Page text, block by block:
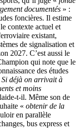
documentés » :
foncières. Il estime
contexte actuel et
existant,
de signalisation et
2027. C’est aussi le
qui note que le
des études
Si déjà on arrivait à
et moins
t-il. Même son de
« obtenir de la
en parallèle
bus express et